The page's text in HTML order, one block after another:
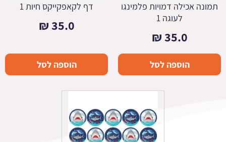
תמונה אכילה דמויות פלמינגו
לעוגה 1
35.0
₪
הוספה לסל
דף לקאפקייקס חיות 1
35.0
₪
הוספה לסל